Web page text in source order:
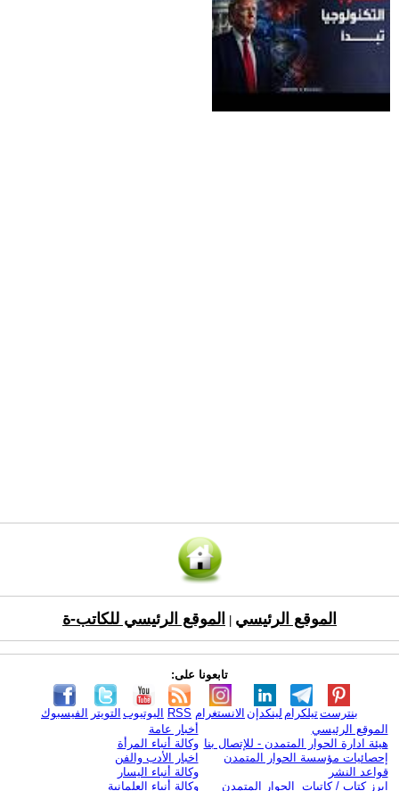
الموقع الرئيسي الموقع الرئيسي للكاتب-ة
تابعونا على:
الفيسبوك التويتر اليوتيوب RSS الانستغرام لينكدإن تيلكرامبنترست
الموقع الرئيسي
هيئة ادارة الحوار المتمدن - للإتصال بنا
إحصائيات مؤسسة الحوار المتمدن
قواعد النشر
ابرز كتاب / كاتبات الحوار المتمدن
أخبار عامة
وكالة أنباء المرأة
اخبار الأدب والفن
وكالة أنباء اليسار
وكالة أنباء العلمانية